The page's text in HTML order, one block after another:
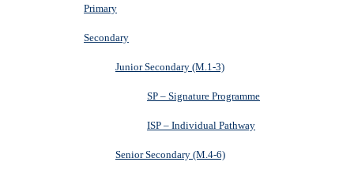
Primary
Secondary
Junior Secondary (M.1-3)
SP – Signature Programme
ISP – Individual Pathway
Senior Secondary (M.4-6)